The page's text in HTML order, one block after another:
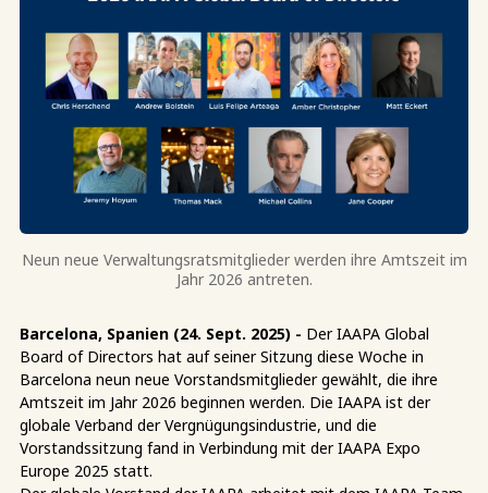
Neun neue Verwaltungsratsmitglieder werden ihre Amtszeit im
Jahr 2026 antreten.
Barcelona, Spanien (24. Sept. 2025) - Der IAAPA Global
Board of Directors hat auf seiner Sitzung diese Woche in
Barcelona neun neue Vorstandsmitglieder gewählt, die ihre
Amtszeit im Jahr 2026 beginnen werden. Die IAAPA ist der
globale Verband der Vergnügungsindustrie, und die
Vorstandssitzung fand in Verbindung mit der IAAPA Expo
Europe 2025 statt.